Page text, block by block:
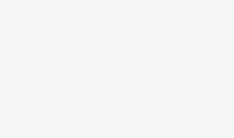
zawarcia i realizacji umowy przetwarzanie odbywa się
dla zabezpieczenia ewentualnych roszczeń, a w
od momentu pozyskania przechowywane są
i konieczności zachowania dokumentacji projektu
osobowych przysługuje Pani/Panu:
ich kopii na podstawie art. 15 RODO;
art. 16 RODO,